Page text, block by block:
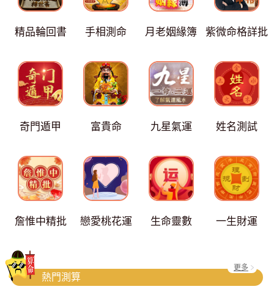
精品輪回書 手相測命 月老姻緣簿 紫微命格詳批
奇門遁甲 富貴命 九星氣運 姓名測試
詹惟中精批 戀愛桃花運 生命靈數 一生財運
熱門測算
更多